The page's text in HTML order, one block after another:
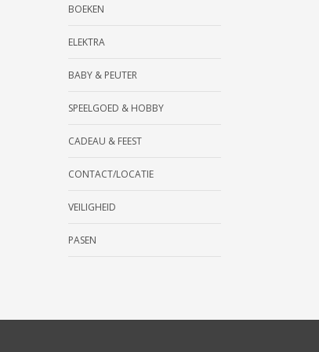
BOEKEN
ELEKTRA
BABY & PEUTER
SPEELGOED & HOBBY
CADEAU & FEEST
CONTACT/LOCATIE
VEILIGHEID
PASEN